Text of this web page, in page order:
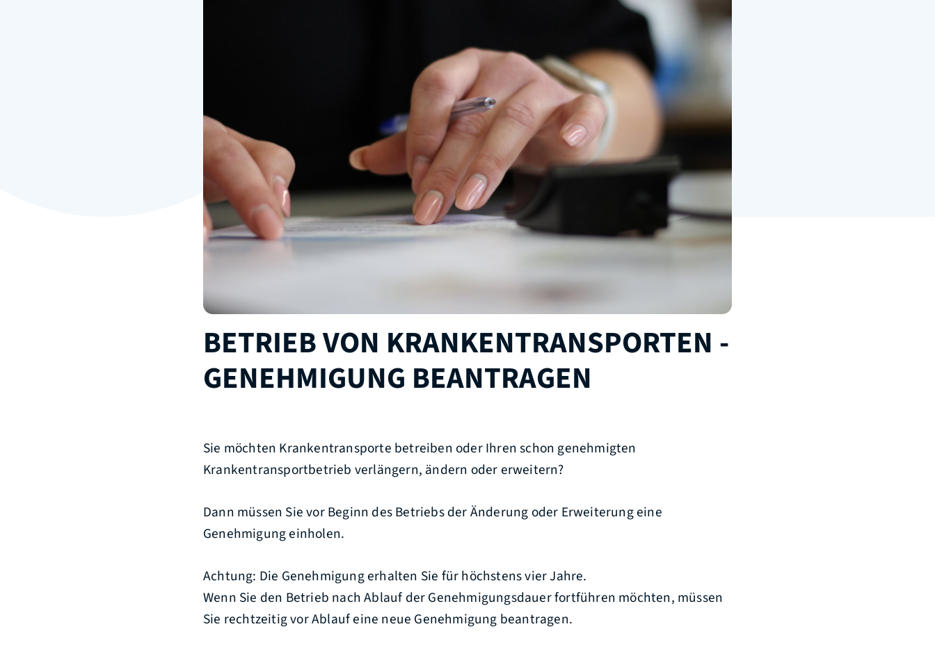
BETRIEB VON KRANKENTRANSPORTEN -
GENEHMIGUNG BEANTRAGEN
Sie möchten Krankentransporte betreiben oder Ihren schon genehmigten
Krankentransportbetrieb verlängern, ändern oder erweitern?
Dann müssen Sie vor Beginn des Betriebs der Änderung oder Erweiterung eine
Genehmigung einholen.
Achtung: Die Genehmigung erhalten Sie für höchstens vier Jahre.
Wenn Sie den Betrieb nach Ablauf der Genehmigungsdauer fortführen möchten, müssen
Sie rechtzeitig vor Ablauf eine neue Genehmigung beantragen.